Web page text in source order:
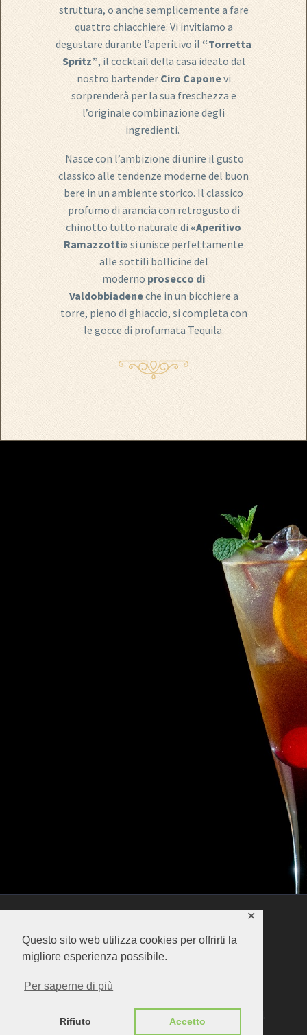
Questo sito web utilizza cookies per offrirti la
migliore esperienza possibile.
Per saperne di più
Rifiuto Accetto
✕
struttura, o anche semplicemente a fare
quattro chiacchiere. Vi invitiamo a
degustare durante l’aperitivo il “Torretta
Spritz”, il cocktail della casa ideato dal
nostro bartender Ciro Caponevi
sorprenderà per la sua freschezza e
l’originale combinazione degli
ingredienti.
Nasce con l’ambizione di unire il gusto
classico alle tendenze moderne del buon
bere in un ambiente storico. Il classico
profumo di arancia con retrogusto di
chinotto tutto naturale di«Aperitivo
Ramazzotti» si unisce perfettamente
alle sottili bollicine del
moderno prosecco di
Valdobbiadeneche in un bicchiere a
torre, pieno di ghiaccio, si completa con
le gocce di profumata Tequila.
GDF HOTEL SRL - Via Columella 36 - 20128 Milano - P.I.
08702880967 -PRIVACY POLICY